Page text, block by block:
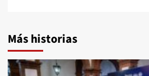
Más historias